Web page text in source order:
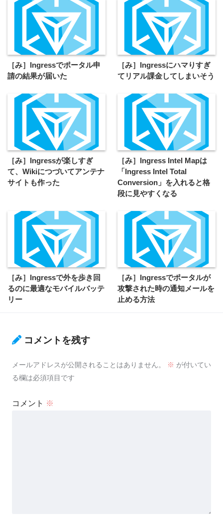
［み］Ingressでポータル申
請の結果が届いた
［み］Ingressにハマりすぎ
てリアル課金してしまいそう
［み］Ingressが楽しすぎ
て、Wikiにつづいてアンテナ
サイトも作った
［み］Ingress Intel Mapは
「Ingress Intel Total
Conversion」を入れると格
段に見やすくなる
［み］Ingressで外を歩き回
るのに最適なモバイルバッテ
リー
［み］Ingressでポータルが
攻撃された時の通知メールを
止める方法
コメントを残す
メールアドレスが公開されることはありません。 ※ が付いてい
る欄は必須項目です
コメント ※